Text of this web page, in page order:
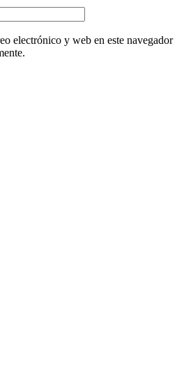
electrónico y web en este navegador